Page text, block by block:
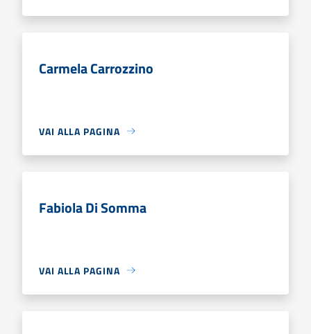
Carmela Carrozzino
VAI ALLA PAGINA
Fabiola Di Somma
VAI ALLA PAGINA